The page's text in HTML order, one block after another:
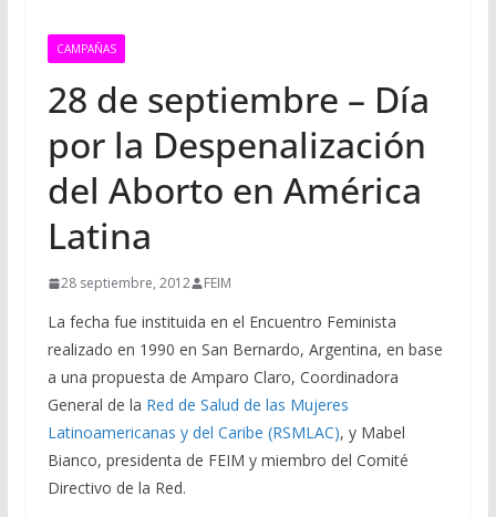
CAMPAÑAS
28 de septiembre – Día
por la Despenalización
del Aborto en América
Latina
28 septiembre, 2012 FEIM
La fecha fue instituida en el Encuentro Feminista
realizado en 1990 en San Bernardo, Argentina, en base
a una propuesta de Amparo Claro, Coordinadora
General de la Red de Salud de las Mujeres
Latinoamericanas y del Caribe (RSMLAC), y Mabel
Bianco, presidenta de FEIM y miembro del Comité
Directivo de la Red.